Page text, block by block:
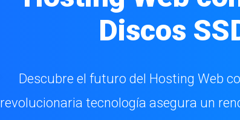
Discos
Descubre el futuro del Hosting Web
revolucionaria tecnología asegura un